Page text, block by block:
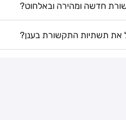
חדשה ומהירה ובאלחוט?
את תשתיות התקשורת בענן?